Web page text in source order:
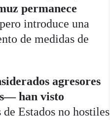
permanece
introduce una
de medidas de
agresores
han visto
Estados no hostiles